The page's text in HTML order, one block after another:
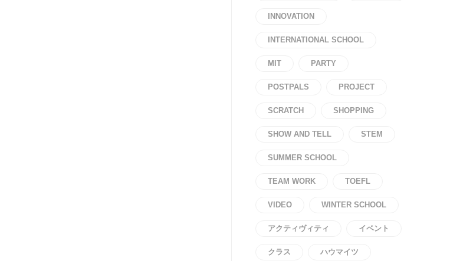
INNOVATION
INTERNATIONAL SCHOOL
MIT PARTY
POSTPALS PROJECT
SCRATCH SHOPPING
SHOW AND TELL STEM
SUMMER SCHOOL
TEAM WORK TOEFL
VIDEO WINTER SCHOOL
アクティヴィティ イベント
クラス ハウマイツ